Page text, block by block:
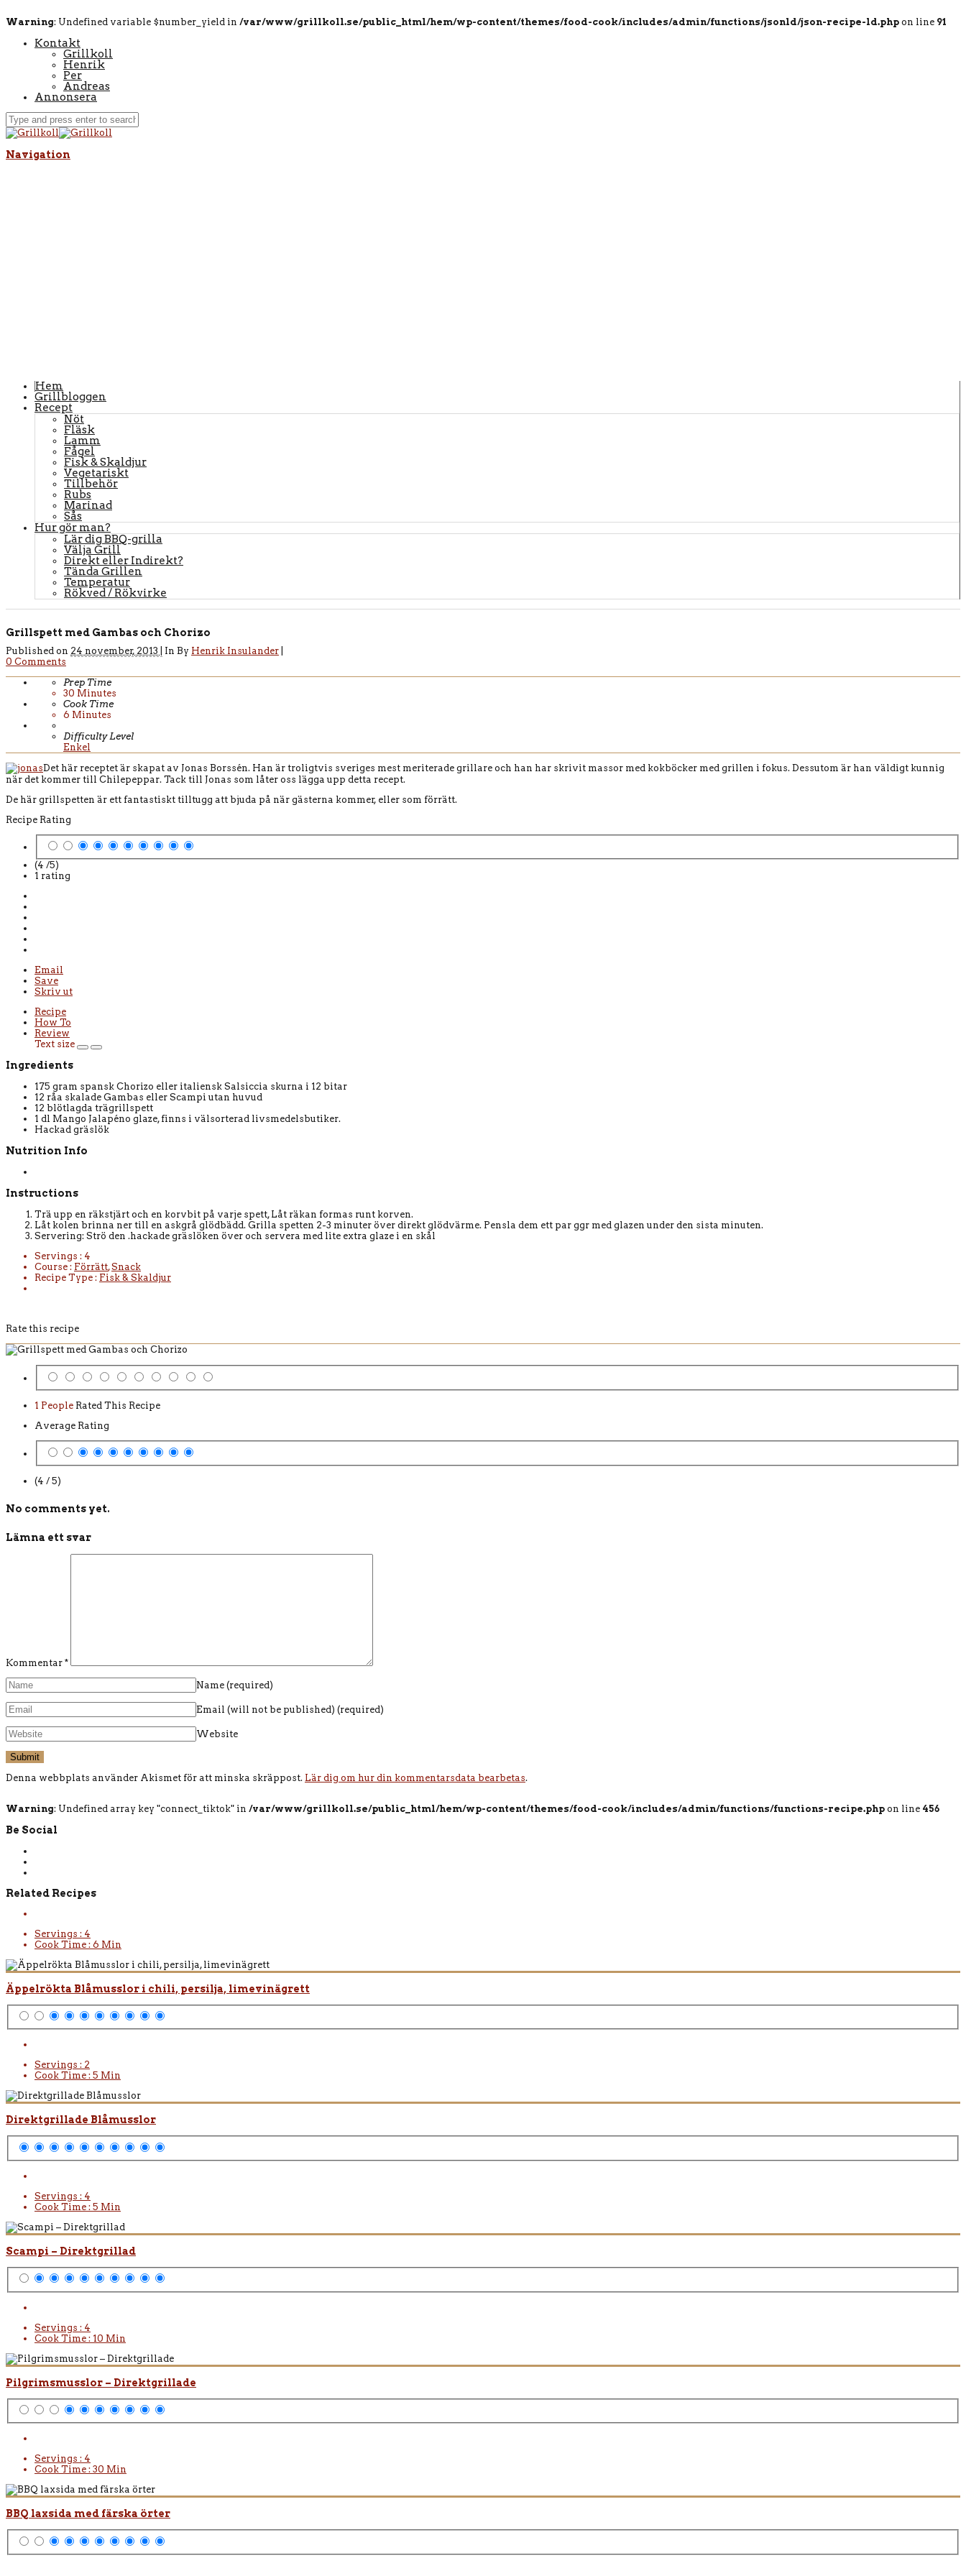
Warning: Undefined variable $number_yield in /var/www/grillkoll.se/public_html/hem/wp-content/themes/food-cook/includes/admin/functions/jsonld/json-recipe-ld.php on line 91
Kontakt
Grillkoll
Henrik
Per
Andreas
Annonsera
Navigation
Hem
Grillbloggen
Recept
Nöt
Fläsk
Lamm
Fågel
Fisk & Skaldjur
Vegetariskt
Tillbehör
Rubs
Marinad
Sås
Hur gör man?
Lär dig BBQ-grilla
Välja Grill
Direkt eller Indirekt?
Tända Grillen
Temperatur
Rökved / Rökvirke
Grillspett med Gambas och Chorizo
Published on 24 november, 2013 | In By Henrik Insulander
0 Comments
Prep Time
30 Minutes
Cook Time
6 Minutes
Difficulty Level
Enkel
Det här receptet är skapat av Jonas Borssén. Han är troligtvis sveriges mest meriterade grillare och han har skrivit massor med kokböcker med grillen i fokus. Dessutom är han väldigt kunnig
när det kommer till Chilepeppar. Tack till Jonas som låter oss lägga upp detta recept.
De här grillspetten är ett fantastiskt tilltugg att bjuda på när gästerna kommer, eller som förrätt.
Recipe Rating
(4 /5)
1 rating
Email
Save
Skriv ut
Recipe
How To
Review
Text size
Ingredients
175 gram spansk Chorizo eller italiensk Salsiccia skurna i 12 bitar
12 råa skalade Gambas eller Scampi utan huvud
12 blötlagda trägrillspett
1 dl Mango Jalapéno glaze, finns i välsorterad livsmedelsbutiker.
Hackad gräslök
Nutrition Info
Instructions
Trä upp en räkstjärt och en korvbit på varje spett, Låt räkan formas runt korven.
Låt kolen brinna ner till en askgrå glödbädd. Grilla spetten 2-3 minuter över direkt glödvärme. Pensla dem ett par ggr med glazen under den sista minuten.
Servering: Strö den .hackade gräslöken över och servera med lite extra glaze i en skål
Servings : 4
Course : Förrätt,Snack
Recipe Type : Fisk & Skaldjur
Rate this recipe
1 People Rated This Recipe
Average Rating
(4 / 5)
No comments yet.
Lämna ett svar
Kommentar *
Name (required)
Email (will not be published) (required)
Website
Denna webbplats använder Akismet för att minska skräppost. Lär dig om hur din kommentarsdata bearbetas.
Warning: Undefined array key "connect_tiktok" in /var/www/grillkoll.se/public_html/hem/wp-content/themes/food-cook/includes/admin/functions/functions-recipe.php on line 456
Be Social
Related Recipes
Servings : 4
Cook Time : 6 Min
Äppelrökta Blåmusslor i chili, persilja, limevinägrett
Servings : 2
Cook Time : 5 Min
Direktgrillade Blåmusslor
Servings : 4
Cook Time : 5 Min
Scampi – Direktgrillad
Servings : 4
Cook Time : 10 Min
Pilgrimsmusslor – Direktgrillade
Servings : 4
Cook Time : 30 Min
BBQ laxsida med färska örter